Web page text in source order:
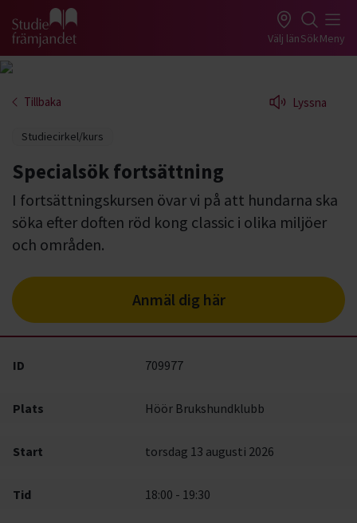
Gå till studiefrämjandets startsida Välj länSökMeny
Tillbaka Lyssna
Studiecirkel/kurs
Specialsök fortsättning
I fortsättningskursen övar vi på att hundarna ska
söka efter doften röd kong classic i olika miljöer
och områden.
Anmäl dig här
ID 709977
Plats Höör Brukshundklubb
Start torsdag 13 augusti 2026
Tid 18:00 - 19:30